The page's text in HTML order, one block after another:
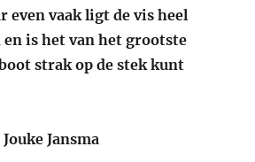
even vaak ligt de vis heel
is het van het grootste
strak op de stek kunt
Jansma